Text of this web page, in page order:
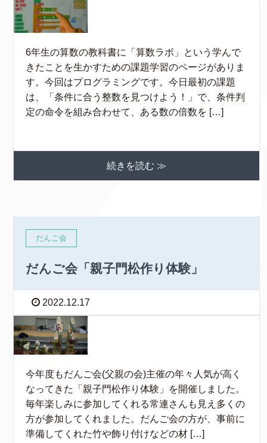
6年生の算数の教科書に「算数ラボ」という学んで
きたことを生かすための課題学習のページがありま
す。今回はプログラミングです。今日最初の課題
は、「条件に合う整数を見つけよう！」で、条件判
定の命令を組み合わせて、ある数の倍数を […]
続きを読む ≫
だんご会
だんご会「親子門松作り体験」
2022.12.17
今年度もだんご会(父親の会)主催の年々人気が高く
なってきた「親子門松作り体験」を開催しました。
毎年楽しみに参加してくれる常連さんも見え多くの
方が参加してくれました。だんご会の方が、事前に
準備してくれた竹や飾り付けなどの材 […]